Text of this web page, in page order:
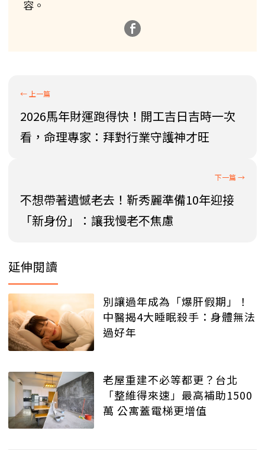
容。
2026馬年財運跑得快！開工吉日吉時一次
看，命理專家：拜對行業守護神才旺
不想帶著遺憾老去！靳秀麗準備10年迎接
「新身份」：讓我慢老不焦慮
延伸閱讀
別讓過年成為「爆肝假期」！
中醫揭4大睡眠殺手：身體無法
過好年
老屋重建不必等都更？台北
「整維得來速」最高補助1500
萬 公寓蓋電梯更增值